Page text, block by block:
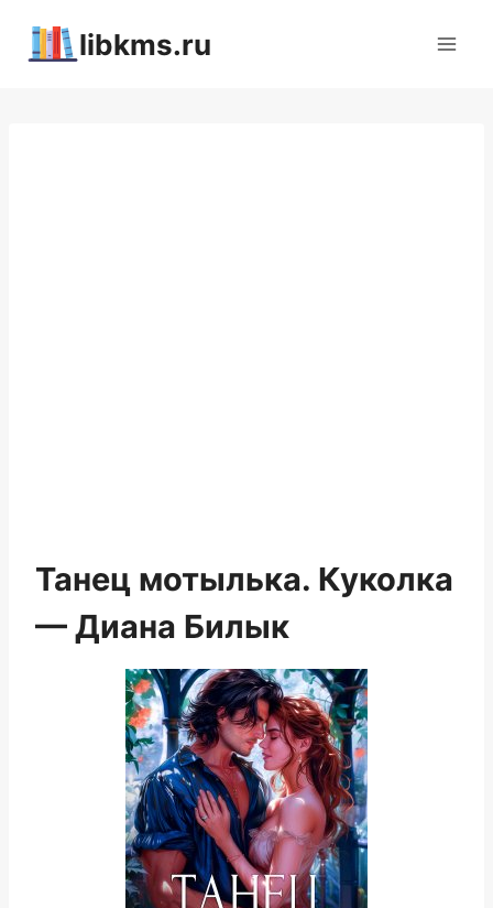
libkms.ru
Танец мотылька. Куколка
— Диана Билык